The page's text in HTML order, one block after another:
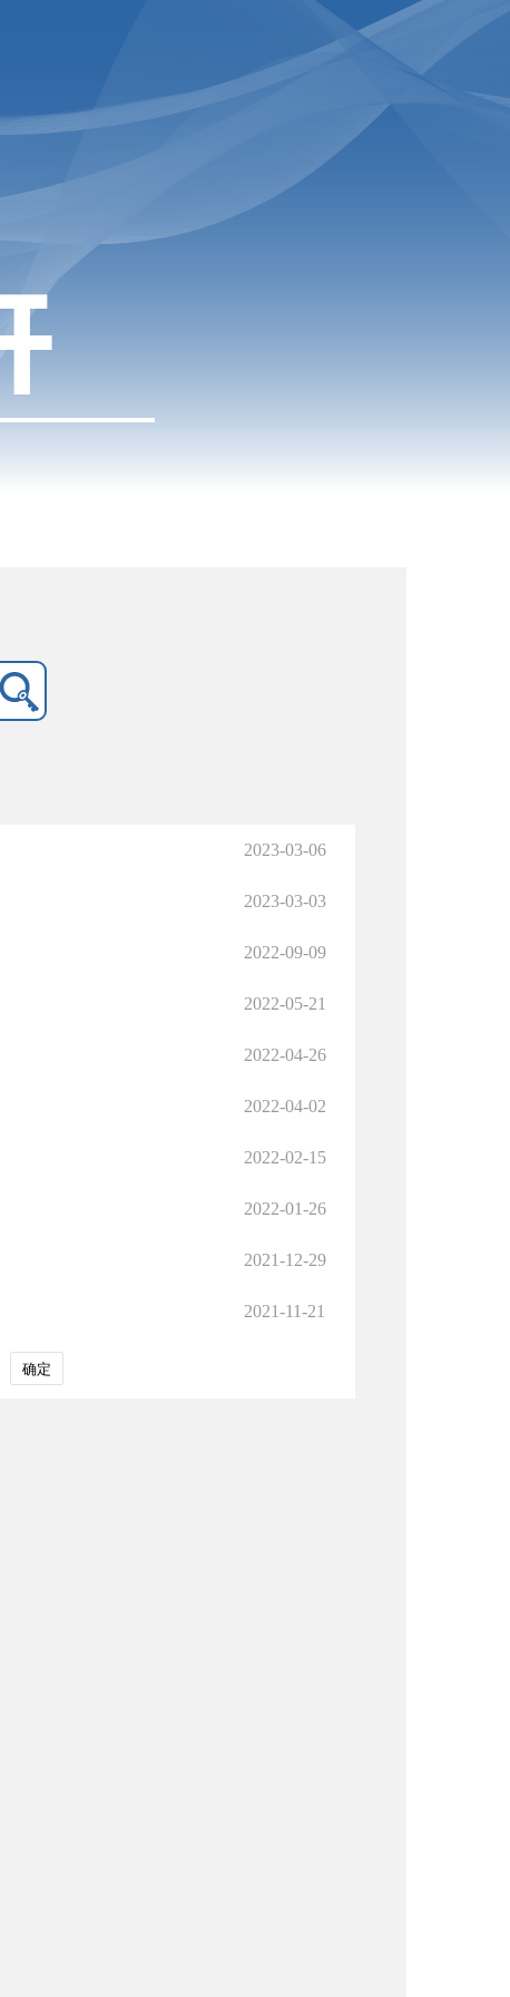
2023-03-06
2023-03-03
2022-09-09
2022-05-21
2022-04-26
2022-04-02
2022-02-15
2022-01-26
2021-12-29
2021-11-21
确定